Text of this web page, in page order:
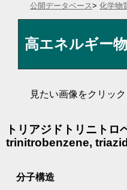
公開データベース> 化学物
高エネルギー
見たい画像をクリック
トリアジドトリニト
trinitrobenzene,
分子構造